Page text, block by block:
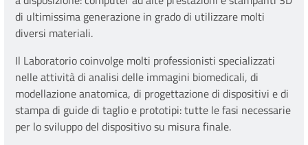
di ultimissima generazione in grado di utilizzare molti
diversi materiali.
Il Laboratorio coinvolge molti professionisti specializzati
nelle attività di analisi delle immagini biomedicali, di
modellazione anatomica, di progettazione di dispositivi e di
stampa di guide di taglio e prototipi: tutte le fasi necessarie
per lo sviluppo del dispositivo su misura finale.